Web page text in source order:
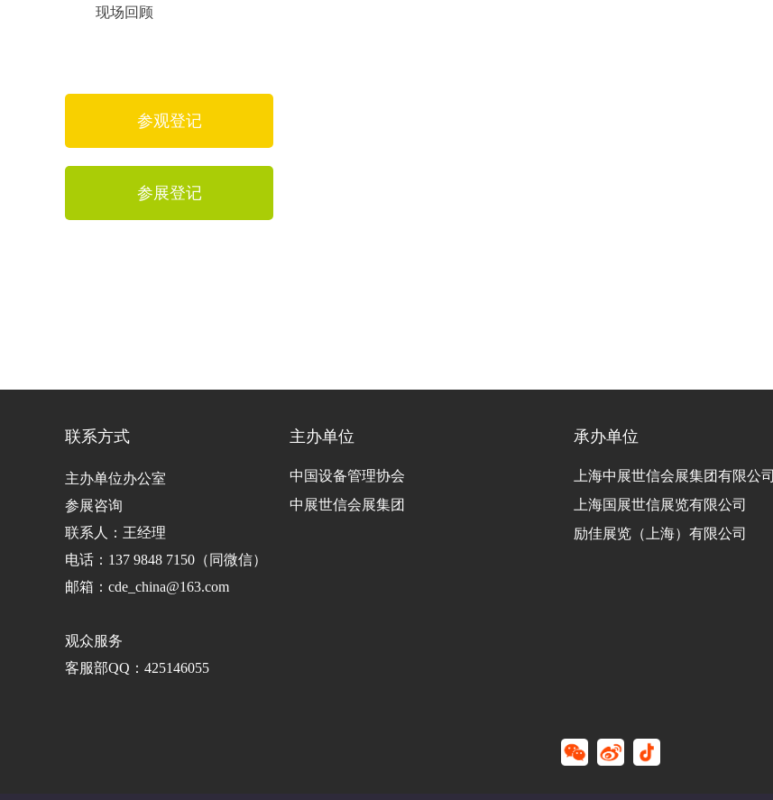
现场回顾
参观登记
参展登记
联系方式
主办单位办公室
参展咨询
联系人：王经理
电话：137 9848 7150（同微信）
邮箱：cde_china@163.com
观众服务
客服部QQ：425146055
主办单位
中国设备管理协会
中展世信会展集团
承办单位
上海中展世信会展集团有限公司
上海国展世信展览有限公司
励佳展览（上海）有限公司